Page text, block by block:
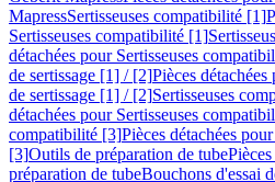
MapressSertisseuses compatibilité [1]
Sertisseuses compatibilité [1]
détachées pour Sertisseuses
de sertissage [1] / [2]Pièces
de sertissage [1] / [2]Sertisseuses
détachées pour Sertisseuses
compatibilité [3]Pièces détachées
[3]Outils de préparation de tube
préparation de tubeBouchons d'essai